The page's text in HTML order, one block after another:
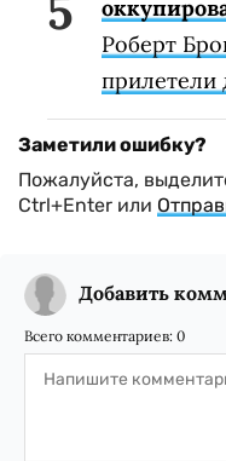
Роберт
прилетели
Заметили ошибку?
Пожалуйста,
Ctrl+Enter или
Добавить
Всего комментариев: 0